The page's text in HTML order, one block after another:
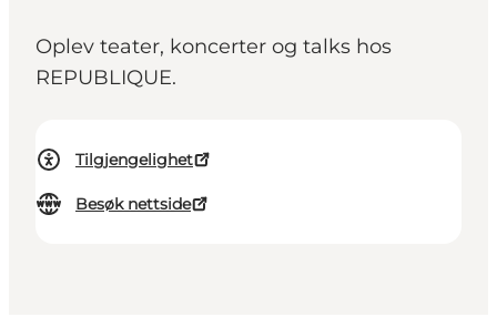
Oplev teater, koncerter og talks hos
REPUBLIQUE.
Tilgjengelighet
Besøk nettside